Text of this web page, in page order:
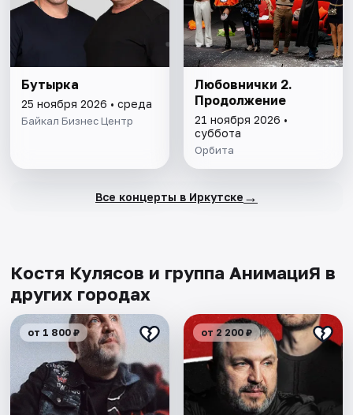
Бутырка
25 ноября 2026 • среда
Байкал Бизнес Центр
Любовнички 2.
Продолжение
21 ноября 2026 •
суббота
Орбита
Все концерты в Иркутске →
Костя Кулясов и группа АнимациЯ в
других городах
от 1 800 ₽ от 2 200 ₽